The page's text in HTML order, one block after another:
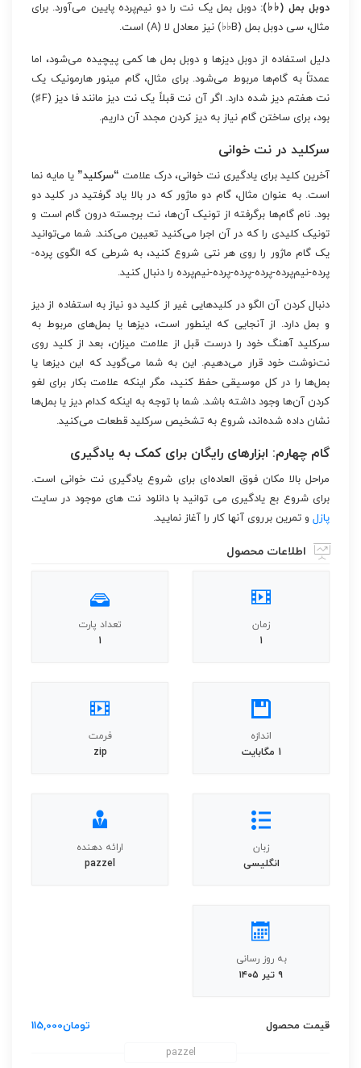
دوبل بمل (♭♭):دوبل بمل یک نت را دو نیم‌پرده پایین می‌آورد. برای
مثال، سی دوبل بمل (B♭♭) نیز معادل لا (A) است.
دلیل استفاده از دوبل دیزها و دوبل بمل ها کمی پیچیده می‌شود، اما
عمدتاً به گام‌ها مربوط می‌شود. برای مثال، گام مینور هارمونیک یک
نت هفتم دیز شده دارد. اگر آن نت قبلاً یک نت دیز مانند فا دیز (F♯)
بود، برای ساختن گام نیاز به دیز کردن مجدد آن داریم.
سرکلید در نت خوانی
آخرین کلید برای یادگیری نت خوانی، درک علامت “سرکلید” یا مایه نما
است. به عنوان مثال، گام دو ماژور که در بالا یاد گرفتید در کلید دو
بود. نام گام‌ها برگرفته از تونیک آن‌ها، نت برجسته درون گام است و
تونیک کلیدی را که در آن اجرا می‌کنید تعیین می‌کند. شما می‌توانید
یک گام ماژور را روی هر نتی شروع کنید، به شرطی که الگوی پرده-
پرده-نیم‌پرده-پرده-پرده-پرده-نیم‌پرده را دنبال کنید.
دنبال کردن آن الگو در کلیدهایی غیر از کلید دو نیاز به استفاده از دیز
و بمل دارد. از آنجایی که اینطور است، دیزها یا بمل‌های مربوط به
سرکلید آهنگ خود را درست قبل از علامت میزان، بعد از کلید روی
نت‌نوشت خود قرار می‌دهیم. این به شما می‌گوید که این دیزها یا
بمل‌ها را در کل موسیقی حفظ کنید، مگر اینکه علامت بکار برای لغو
کردن آن‌ها وجود داشته باشد. شما با توجه به اینکه کدام دیز یا بمل‌ها
نشان داده شده‌اند، شروع به تشخیص سرکلید قطعات می‌کنید.
گام چهارم: ابزارهای رایگان برای کمک به یادگیری
مراحل بالا مکان فوق العاده‌ای برای شروع یادگیری نت خوانی است.
برای شروع بع یادگیری می توانید با دانلود نت های موجود در سایت
پازل و تمرین برروی آنها کار را آغاز نمایید.
اطلاعات محصول
زمان
1
تعداد پارت
1
اندازه
1 مگابایت
فرمت
zip
زبان
انگلیسی
ارائه دهنده
pazzel
به روز رسانی
۹ تیر ۱۴۰۵
قیمت محصول تومان115,000
pazzel